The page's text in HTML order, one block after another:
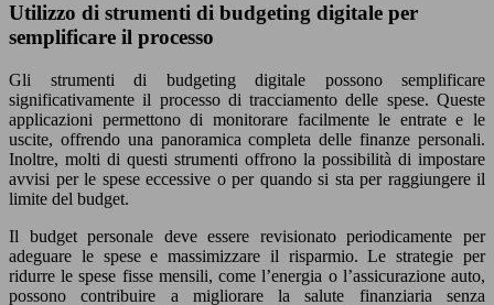
Utilizzo di strumenti di budgeting digitale per
semplificare il processo
Gli strumenti di budgeting digitale possono semplificare
significativamente il processo di tracciamento delle spese. Queste
applicazioni permettono di monitorare facilmente le entrate e le
uscite, offrendo una panoramica completa delle finanze personali.
Inoltre, molti di questi strumenti offrono la possibilità di impostare
avvisi per le spese eccessive o per quando si sta per raggiungere il
limite del budget.
Il budget personale deve essere revisionato periodicamente per
adeguare le spese e massimizzare il risparmio. Le strategie per
ridurre le spese fisse mensili, come l’energia o l’assicurazione auto,
possono contribuire a migliorare la salute finanziaria senza